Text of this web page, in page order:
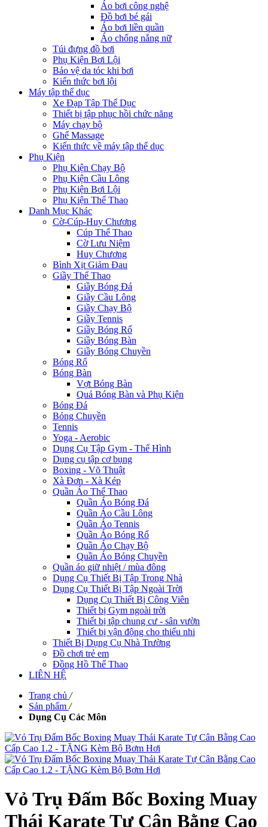
Áo bơi công nghệ
Đồ bơi bé gái
Áo bơi liền quần
Áo chống nắng nữ
Túi đựng đồ bơi
Phụ Kiện Bơi Lội
Bảo vệ da tóc khi bơi
Kiến thức bơi lội
Máy tập thể dục
Xe Đạp Tập Thể Dục
Thiết bị tập phục hồi chức năng
Máy chạy bộ
Ghế Massage
Kiến thức về máy tập thể dục
Phụ Kiện
Phụ Kiện Chạy Bộ
Phụ Kiện Cầu Lông
Phụ Kiện Bơi Lội
Phụ Kiện Thể Thao
Danh Mục Khác
Cờ-Cúp-Huy Chương
Cúp Thể Thao
Cờ Lưu Niệm
Huy Chương
Bình Xịt Giảm Đau
Giầy Thể Thao
Giầy Bóng Đá
Giầy Cầu Lông
Giầy Chạy Bộ
Giầy Tennis
Giầy Bóng Rổ
Giầy Bóng Bàn
Giầy Bóng Chuyền
Bóng Rổ
Bóng Bàn
Vợt Bóng Bàn
Quả Bóng Bàn và Phụ Kiện
Bóng Đá
Bóng Chuyền
Tennis
Yoga - Aerobic
Dụng Cụ Tập Gym - Thể Hình
Dụng cụ tập cơ bụng
Boxing - Võ Thuật
Xà Đơn - Xà Kép
Quần Áo Thể Thao
Quần Áo Bóng Đá
Quần Áo Cầu Lông
Quần Áo Tennis
Quần Áo Bóng Rổ
Quần Áo Chạy Bộ
Quần Áo Bóng Chuyền
Quần áo giữ nhiệt / mùa đông
Dụng Cụ Thiết Bị Tập Trong Nhà
Dụng Cụ Thiết Bị Tập Ngoài Trời
Dụng Cụ Thiết Bị Công Viên
Thiết bị Gym ngoài trời
Thiết bị tập chung cư - sân vườn
Thiết bị vận động cho thiếu nhi
Thiết Bị Dụng Cụ Nhà Trường
Đồ chơi trẻ em
Đồng Hồ Thể Thao
LIÊN HỆ
Trang chủ /
Sản phẩm /
Dụng Cụ Các Môn
Vỏ Trụ Đấm Bốc Boxing Muay
Thái Karate Tự Cân Bằng Cao